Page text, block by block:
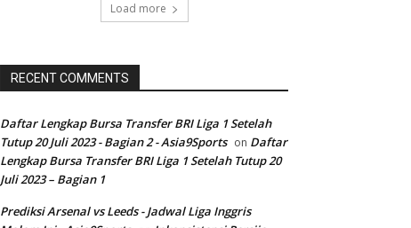
Load more
RECENT COMMENTS
Daftar Lengkap Bursa Transfer BRI Liga 1 Setelah
Tutup 20 Juli 2023 - Bagian 2 - Asia9Sports on Daftar
Lengkap Bursa Transfer BRI Liga 1 Setelah Tutup 20
Juli 2023 – Bagian 1
Prediksi Arsenal vs Leeds - Jadwal Liga Inggris